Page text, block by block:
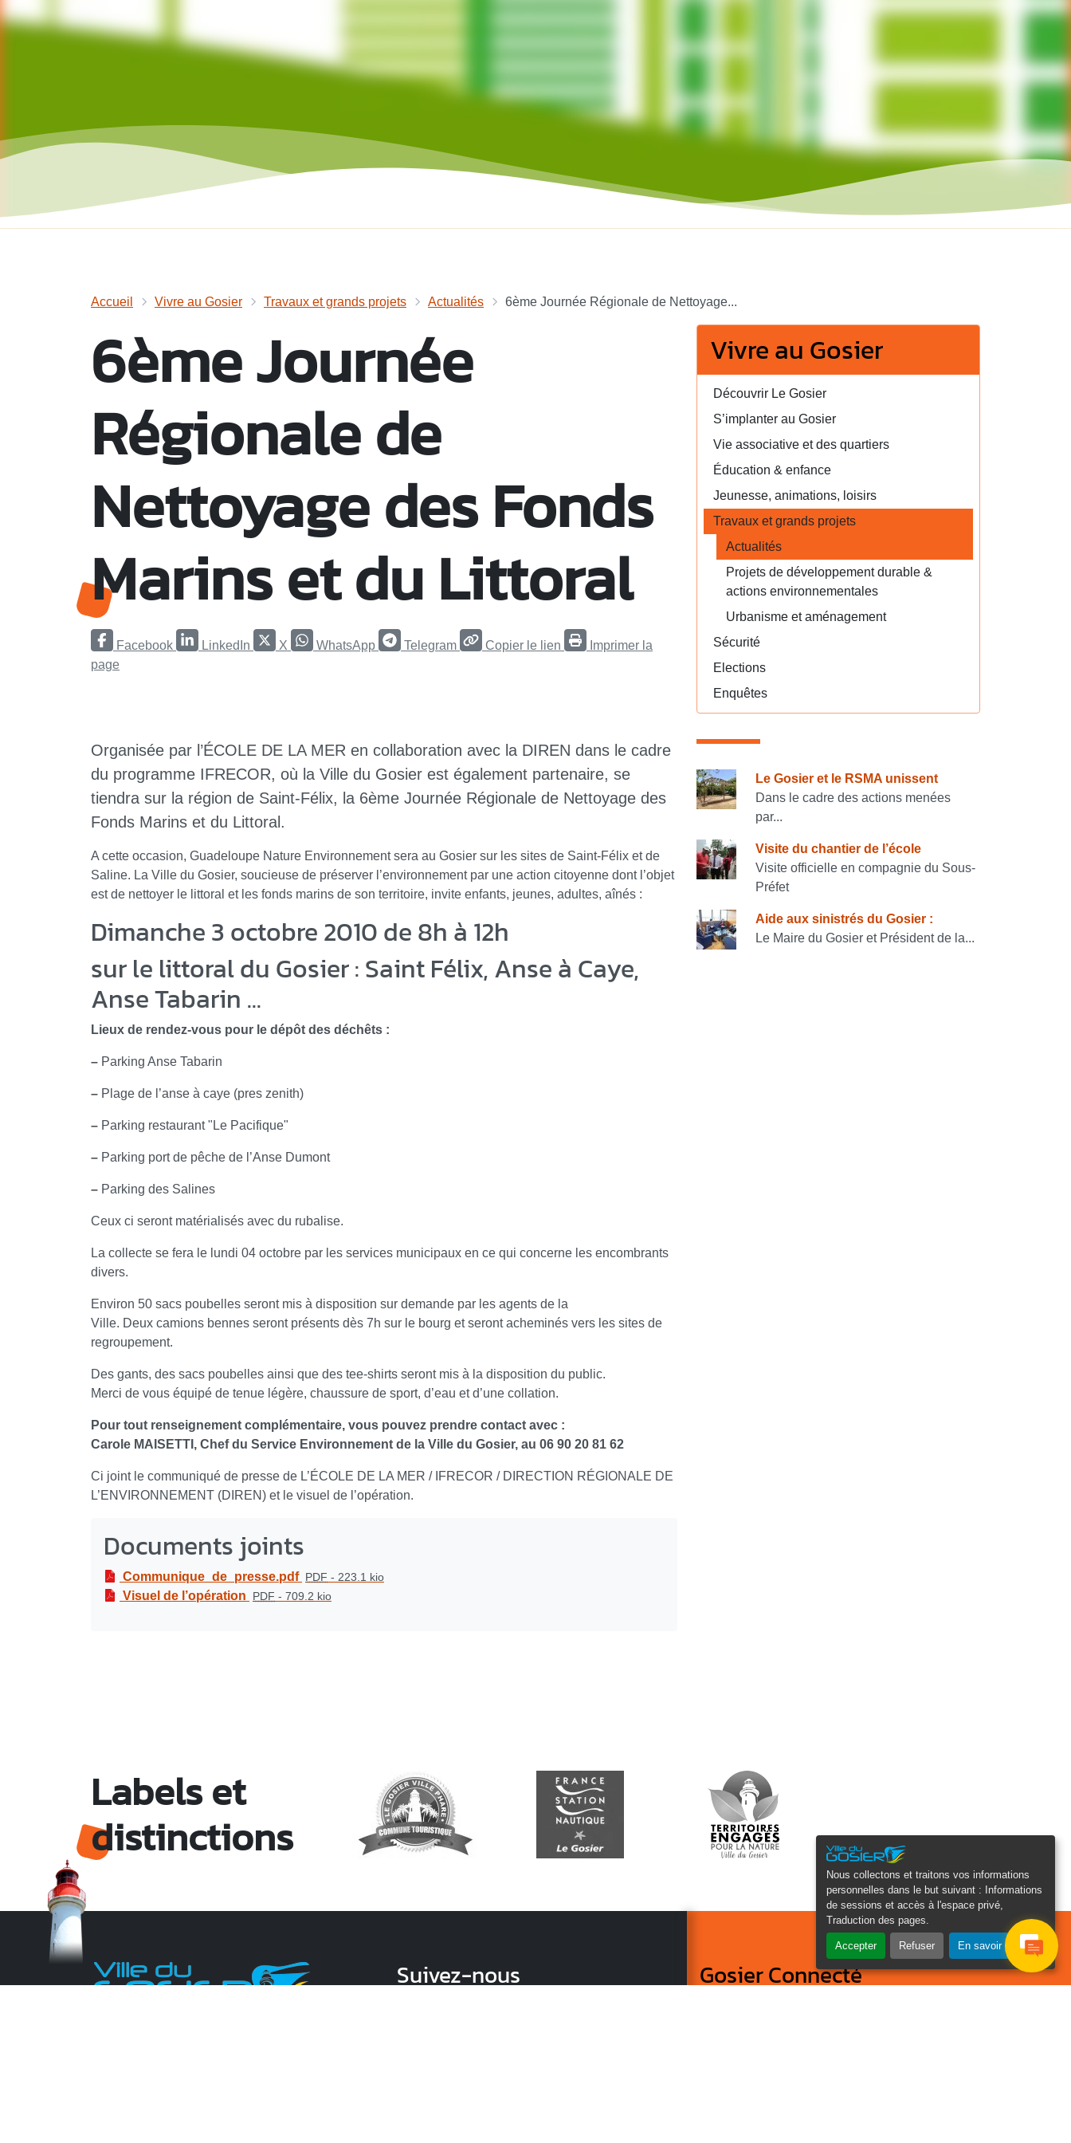
Nous collectons et traitons vos informations
personnelles dans le but suivant :
Informations
de sessions et accès à l'espace privé,
Traduction des pages
Accepter Refuser En savoir plus
Accueil Vivre au Gosier Travaux et grands projets Actualités 6ème Journée Régionale de Nettoyage...
6ème Journée
Régionale de
Nettoyage des Fonds
Marins et du Littoral
Facebook LinkedIn X WhatsApp Telegram Copier le lien
Imprimer la
page
Organisée par l’ÉCOLE DE LA MER en collaboration avec la DIREN dans le cadre
du programme IFRECOR, où la Ville du Gosier est également partenaire, se
tiendra sur la région de Saint-Félix, la 6ème Journée Régionale de Nettoyage des
Fonds Marins et du Littoral.
A cette occasion, Guadeloupe Nature Environnement sera au Gosier sur les sites de Saint-Félix et de
Saline. La Ville du Gosier, soucieuse de préserver l’environnement par une action citoyenne dont l’objet
est de nettoyer le littoral et les fonds marins de son territoire, invite enfants, jeunes, adultes, aînés :
Dimanche 3 octobre 2010 de 8h à 12h
sur le littoral du Gosier : Saint Félix, Anse à Caye,
Anse Tabarin ...
Lieux de rendez-vous pour le dépôt des déchêts :
– Parking Anse Tabarin
– Plage de l’anse à caye (pres zenith)
– Parking restaurant "Le Pacifique"
– Parking port de pêche de l’Anse Dumont
– Parking des Salines
Ceux ci seront matérialisés avec du rubalise.
La collecte se fera le lundi 04 octobre par les services municipaux en ce qui concerne les encombrants
divers.
Environ 50 sacs poubelles seront mis à disposition sur demande par les agents de la
Ville. Deux camions bennes seront présents dès 7h sur le bourg et seront acheminés vers les sites de
regroupement.
Des gants, des sacs poubelles ainsi que des tee-shirts seront mis à la disposition du public.
Merci de vous équipé de tenue légère, chaussure de sport, d’eau et d’une collation.
Pour tout renseignement complémentaire, vous pouvez prendre contact avec :
Carole MAISETTI, Chef du Service Environnement de la Ville du Gosier, au 06 90 20 81 62
Ci joint le communiqué de presse de L’ÉCOLE DE LA MER / IFRECOR / DIRECTION RÉGIONALE DE
L’ENVIRONNEMENT (DIREN) et le visuel de l’opération.
Documents joints
Communique_de_presse.pdf PDF - 223.1 kio
Visuel de l’opération PDF - 709.2 kio
Vivre au Gosier
Découvrir Le Gosier
S’implanter au Gosier
Vie associative et des quartiers
Éducation & enfance
Jeunesse, animations, loisirs
Travaux et grands projets
Actualités
Projets de développement durable &
actions environnementales
Urbanisme et aménagement
Sécurité
Elections
Enquêtes
Consulter également
Le Gosier et le RSMA unissent
Dans le cadre des actions menées
par...
Visite du chantier de l’école
Visite officielle en compagnie du Sous-
Préfet
Aide aux sinistrés du Gosier :
Le Maire du Gosier et Président de la...
Labels et
distinctions
Suivez-nous Gosier Connecté